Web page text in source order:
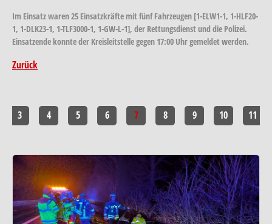
Im Einsatz waren 25 Einsatzkräfte mit fünf Fahrzeugen [1-ELW1-1, 1-HLF20-
1, 1-DLK23-1, 1-TLF3000-1, 1-GW-L-1], der Rettungsdienst und die Polizei.
Einsatzende konnte der Kreisleitstelle gegen 17:00 Uhr gemeldet werden.
Zurück
3 4 5 6 7 8 9 10 11